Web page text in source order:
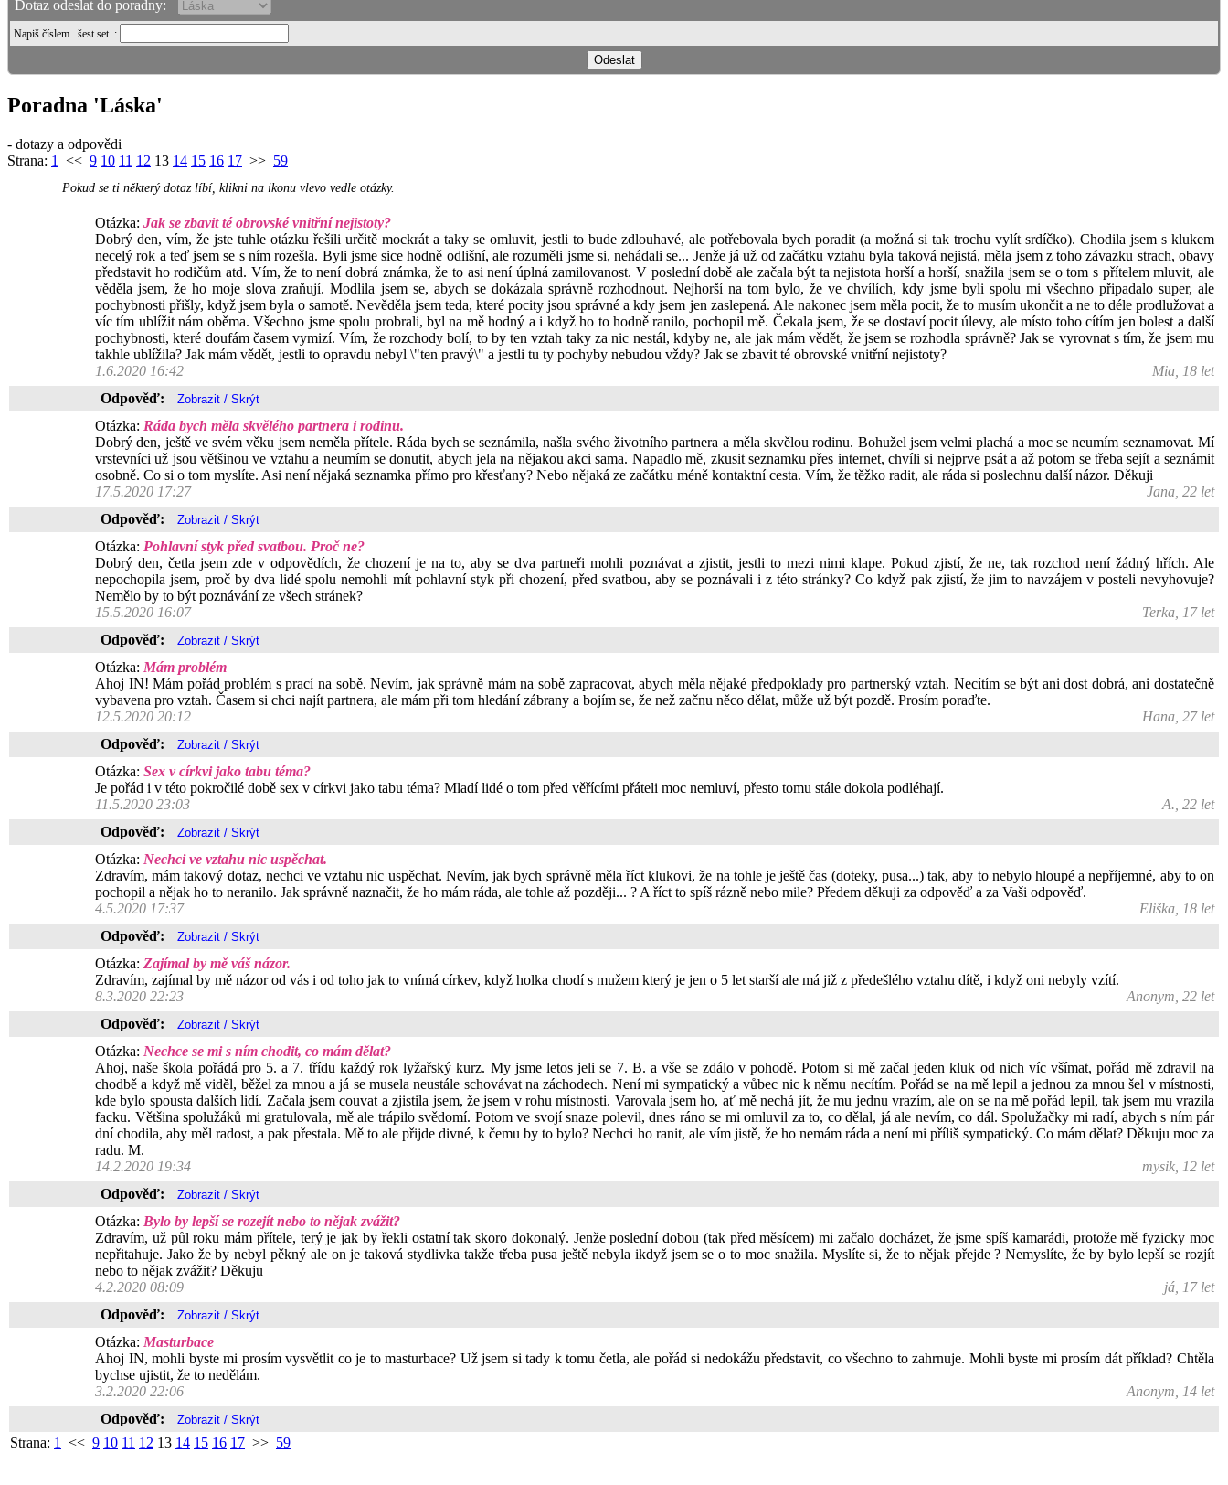
Dotaz odeslat do poradny:
Napiš číslem šest set :
Poradna 'Láska'
- dotazy a odpovědi
Strana: 1 << 9 10 11 12 13 14 15 16 17 >> 59
Pokud se ti některý dotaz líbí, klikni na ikonu vlevo vedle otázky.
Otázka: Jak se zbavit té obrovské vnitřní nejistoty?
Dobrý den, vím, že jste tuhle otázku řešili určitě mockrát a taky se omluvit, jestli to bude zdlouhavé, ale potřebovala bych poradit (a možná si tak trochu vylít srdíčko). Chodila jsem s klukem
necelý rok a teď jsem se s ním rozešla. Byli jsme sice hodně odlišní, ale rozuměli jsme si, nehádali se... Jenže já už od začátku vztahu byla taková nejistá, měla jsem z toho závazku strach, obavy
představit ho rodičům atd. Vím, že to není dobrá známka, že to asi není úplná zamilovanost. V poslední době ale začala být ta nejistota horší a horší, snažila jsem se o tom s přítelem mluvit, ale
věděla jsem, že ho moje slova zraňují. Modlila jsem se, abych se dokázala správně rozhodnout. Nejhorší na tom bylo, že ve chvílích, kdy jsme byli spolu mi všechno připadalo super, ale
pochybnosti přišly, když jsem byla o samotě. Nevěděla jsem teda, které pocity jsou správné a kdy jsem jen zaslepená. Ale nakonec jsem měla pocit, že to musím ukončit a ne to déle prodlužovat a
víc tím ublížit nám oběma. Všechno jsme spolu probrali, byl na mě hodný a i když ho to hodně ranilo, pochopil mě. Čekala jsem, že se dostaví pocit úlevy, ale místo toho cítím jen bolest a další
pochybnosti, které doufám časem vymizí. Vím, že rozchody bolí, to by ten vztah taky za nic nestál, kdyby ne, ale jak mám vědět, že jsem se rozhodla správně? Jak se vyrovnat s tím, že jsem mu
takhle ublížila? Jak mám vědět, jestli to opravdu nebyl \"ten pravý\" a jestli tu ty pochyby nebudou vždy? Jak se zbavit té obrovské vnitřní nejistoty?
1.6.2020 16:42
Mia, 18 let
Odpověď:
Otázka: Ráda bych měla skvělého partnera i rodinu.
Dobrý den, ještě ve svém věku jsem neměla přítele. Ráda bych se seznámila, našla svého životního partnera a měla skvělou rodinu. Bohužel jsem velmi plachá a moc se neumím seznamovat. Mí
vrstevníci už jsou většinou ve vztahu a neumím se donutit, abych jela na nějakou akci sama. Napadlo mě, zkusit seznamku přes internet, chvíli si nejprve psát a až potom se třeba sejít a seznámit
osobně. Co si o tom myslíte. Asi není nějaká seznamka přímo pro křesťany? Nebo nějaká ze začátku méně kontaktní cesta. Vím, že těžko radit, ale ráda si poslechnu další názor. Děkuji
17.5.2020 17:27
Jana, 22 let
Odpověď:
Otázka: Pohlavní styk před svatbou. Proč ne?
Dobrý den, četla jsem zde v odpovědích, že chození je na to, aby se dva partneři mohli poznávat a zjistit, jestli to mezi nimi klape. Pokud zjistí, že ne, tak rozchod není žádný hřích. Ale
nepochopila jsem, proč by dva lidé spolu nemohli mít pohlavní styk při chození, před svatbou, aby se poznávali i z této stránky? Co když pak zjistí, že jim to navzájem v posteli nevyhovuje?
Nemělo by to být poznávání ze všech stránek?
15.5.2020 16:07
Terka, 17 let
Odpověď:
Otázka: Mám problém
Ahoj IN! Mám pořád problém s prací na sobě. Nevím, jak správně mám na sobě zapracovat, abych měla nějaké předpoklady pro partnerský vztah. Necítím se být ani dost dobrá, ani dostatečně
vybavena pro vztah. Časem si chci najít partnera, ale mám při tom hledání zábrany a bojím se, že než začnu něco dělat, může už být pozdě. Prosím poraďte.
12.5.2020 20:12
Hana, 27 let
Odpověď:
Otázka: Sex v církvi jako tabu téma?
Je pořád i v této pokročilé době sex v církvi jako tabu téma? Mladí lidé o tom před věřícími přáteli moc nemluví, přesto tomu stále dokola podléhají.
11.5.2020 23:03
A., 22 let
Odpověď:
Otázka: Nechci ve vztahu nic uspěchat.
Zdravím, mám takový dotaz, nechci ve vztahu nic uspěchat. Nevím, jak bych správně měla říct klukovi, že na tohle je ještě čas (doteky, pusa...) tak, aby to nebylo hloupé a nepříjemné, aby to on
pochopil a nějak ho to neranilo. Jak správně naznačit, že ho mám ráda, ale tohle až později... ? A říct to spíš rázně nebo mile? Předem děkuji za odpověď a za Vaši odpověď.
4.5.2020 17:37
Eliška, 18 let
Odpověď:
Otázka: Zajímal by mě váš názor.
Zdravím, zajímal by mě názor od vás i od toho jak to vnímá církev, když holka chodí s mužem který je jen o 5 let starší ale má již z předešlého vztahu dítě, i když oni nebyly vzítí.
8.3.2020 22:23
Anonym, 22 let
Odpověď:
Otázka: Nechce se mi s ním chodit, co mám dělat?
Ahoj, naše škola pořádá pro 5. a 7. třídu každý rok lyžařský kurz. My jsme letos jeli se 7. B. a vše se zdálo v pohodě. Potom si mě začal jeden kluk od nich víc všímat, pořád mě zdravil na
chodbě a když mě viděl, běžel za mnou a já se musela neustále schovávat na záchodech. Není mi sympatický a vůbec nic k němu necítím. Pořád se na mě lepil a jednou za mnou šel v místnosti,
kde bylo spousta dalších lidí. Začala jsem couvat a zjistila jsem, že jsem v rohu místnosti. Varovala jsem ho, ať mě nechá jít, že mu jednu vrazím, ale on se na mě pořád lepil, tak jsem mu vrazila
facku. Většina spolužáků mi gratulovala, mě ale trápilo svědomí. Potom ve svojí snaze polevil, dnes ráno se mi omluvil za to, co dělal, já ale nevím, co dál. Spolužačky mi radí, abych s ním pár
dní chodila, aby měl radost, a pak přestala. Mě to ale přijde divné, k čemu by to bylo? Nechci ho ranit, ale vím jistě, že ho nemám ráda a není mi příliš sympatický. Co mám dělat? Děkuju moc za
radu. M.
14.2.2020 19:34
mysik, 12 let
Odpověď:
Otázka: Bylo by lepší se rozejít nebo to nějak zvážit?
Zdravím, už půl roku mám přítele, terý je jak by řekli ostatní tak skoro dokonalý. Jenže poslední dobou (tak před měsícem) mi začalo docházet, že jsme spíš kamarádi, protože mě fyzicky moc
nepřitahuje. Jako že by nebyl pěkný ale on je taková stydlivka takže třeba pusa ještě nebyla ikdyž jsem se o to moc snažila. Myslíte si, že to nějak přejde ? Nemyslíte, že by bylo lepší se rozjít
nebo to nějak zvážit? Děkuju
4.2.2020 08:09
já, 17 let
Odpověď:
Otázka: Masturbace
Ahoj IN, mohli byste mi prosím vysvětlit co je to masturbace? Už jsem si tady k tomu četla, ale pořád si nedokážu představit, co všechno to zahrnuje. Mohli byste mi prosím dát příklad? Chtěla
bychse ujistit, že to nedělám.
3.2.2020 22:06
Anonym, 14 let
Odpověď:
Strana: 1 << 9 10 11 12 13 14 15 16 17 >> 59